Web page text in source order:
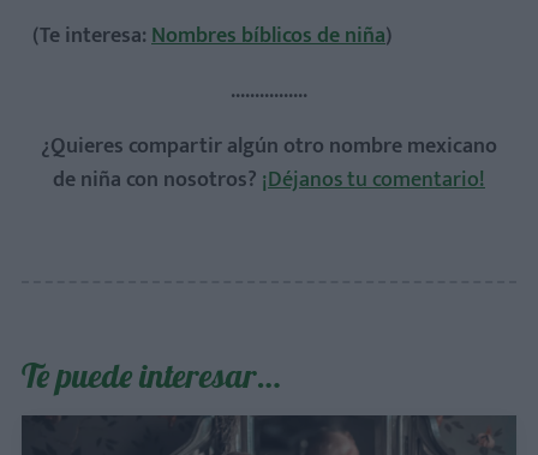
(Te interesa:Nombres bíblicos de niña)
................
¿Quieres compartir algún otro nombre mexicano
de niña con nosotros? ¡Déjanos tu comentario!
Te puede interesar…